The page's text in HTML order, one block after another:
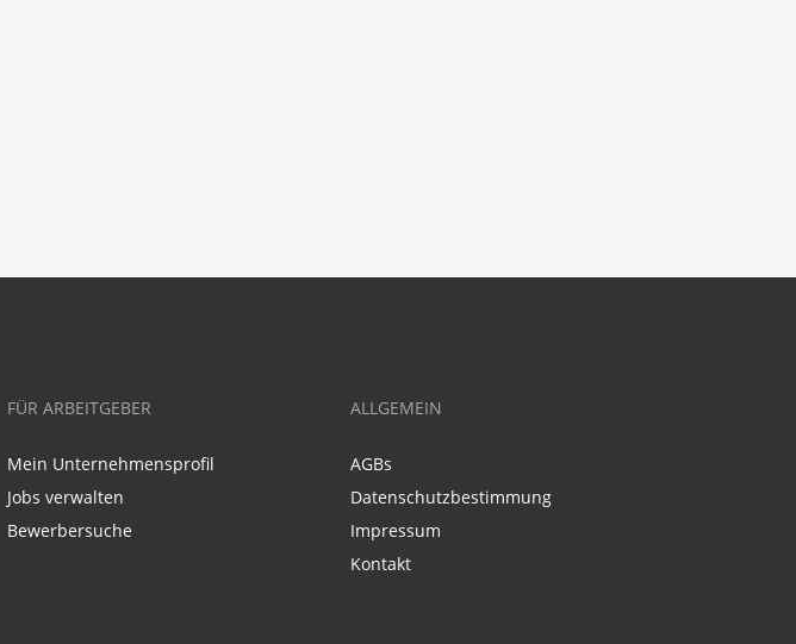
FÜR ARBEITGEBER
Mein Unternehmensprofil
Jobs verwalten
Bewerbersuche
ALLGEMEIN
AGBs
Datenschutzbestimmung
Impressum
Kontakt